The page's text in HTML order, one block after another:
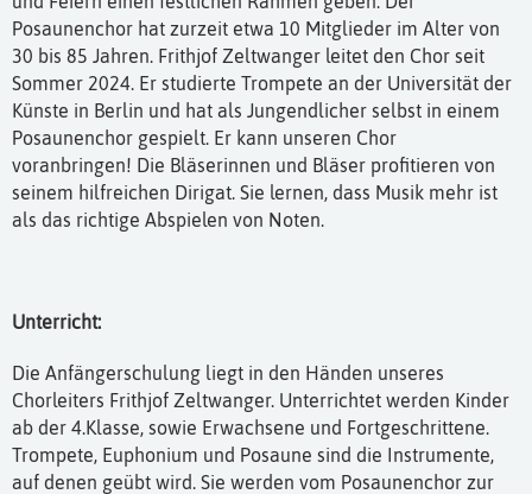
Posaunenchor hat zurzeit etwa 10 Mitglieder im Alter von
30 bis 85 Jahren. Frithjof Zeltwanger leitet den Chor seit
Sommer 2024. Er studierte Trompete an der Universität der
Künste in Berlin und hat als Jungendlicher selbst in einem
Posaunenchor gespielt. Er kann unseren Chor
voranbringen! Die Bläserinnen und Bläser profitieren von
seinem hilfreichen Dirigat. Sie lernen, dass Musik mehr ist
als das richtige Abspielen von Noten.
Unterricht:
Die Anfängerschulung liegt in den Händen unseres
Chorleiters Frithjof Zeltwanger. Unterrichtet werden Kinder
ab der 4.Klasse, sowie Erwachsene und Fortgeschrittene.
Trompete, Euphonium und Posaune sind die Instrumente,
auf denen geübt wird. Sie werden vom Posaunenchor zur